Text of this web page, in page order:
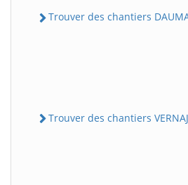
Trouver des chantiers
Trouver des chantiers